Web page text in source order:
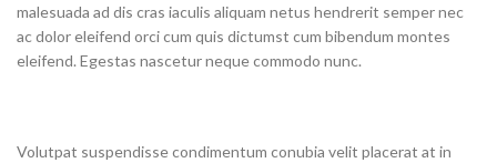
malesuada ad dis cras iaculis aliquam netus hendrerit semper nec
ac dolor eleifend orci cum quis dictumst cum bibendum montes
eleifend. Egestas nascetur neque commodo nunc.
Volutpat suspendisse condimentum conubia velit placerat at in